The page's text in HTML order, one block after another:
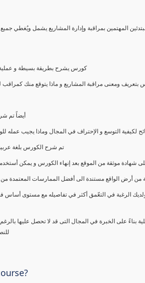
المهتمين بمراقبة وإدارة المشاريع يشمل ويُغطي
كورس يشرح بطريقة بسيطة و عملية
بتعريف ومعنى مراقبة المشاريع و ماذا يتوقع منك
أيضاً تم
لكيفية التوسع و الإحتراف في المجال وماذا يجيب
تم شرح الكورس بلغة
شهادة موثقة من الموقع بعد إنهاء الكورس و يمكن
الواقع مستندة الى أفضل الممارسات المعتمدة من معاهد
الرغبة في التعّمق أكثر في تفاصيله مع مستوى أساس
بناءً على الخبرة في المجال التى قد لا تحصل عليها